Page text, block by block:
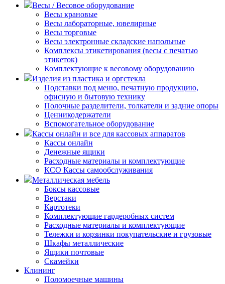
Весы / Весовое оборудование
Весы крановые
Весы лабораторные, ювелирные
Весы торговые
Весы электронные складские напольные
Комплексы этикетирования (весы с печатью
этикеток)
Комплектующие к весовому оборудованию
Изделия из пластика и оргстекла
Подставки под меню, печатную продукцию,
офисную и бытовую технику
Полочные разделители, толкатели и задние опоры
Ценникодержатели
Вспомогательное оборудование
Кассы онлайн и все для кассовых аппаратов
Кассы онлайн
Денежные ящики
Расходные материалы и комплектующие
КСО Кассы самообслуживания
Металлическая мебель
Боксы кассовые
Верстаки
Картотеки
Комплектующие гардеробных систем
Расходные материалы и комплектующие
Тележки и корзинки покупательские и грузовые
Шкафы металлические
Ящики почтовые
Скамейки
Клининг
Поломоечные машины